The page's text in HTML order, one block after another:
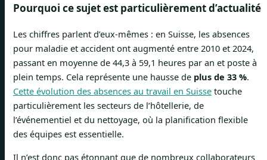
Pourquoi ce sujet est particulièrement d’actualité
Les chiffres parlent d’eux-mêmes : en Suisse, les absences
pour maladie et accident ont augmenté entre 2010 et 2024,
passant en moyenne de 44,3 à 59,1 heures par an et poste à
plein temps. Cela représente une hausse de plus de 33 %.
Cette évolution des absences au travail en Suisse touche
particulièrement les secteurs de l’hôtellerie, de
l’événementiel et du nettoyage, où la planification flexible
des équipes est essentielle.
Il n’est donc pas étonnant que de nombreux collaborateurs